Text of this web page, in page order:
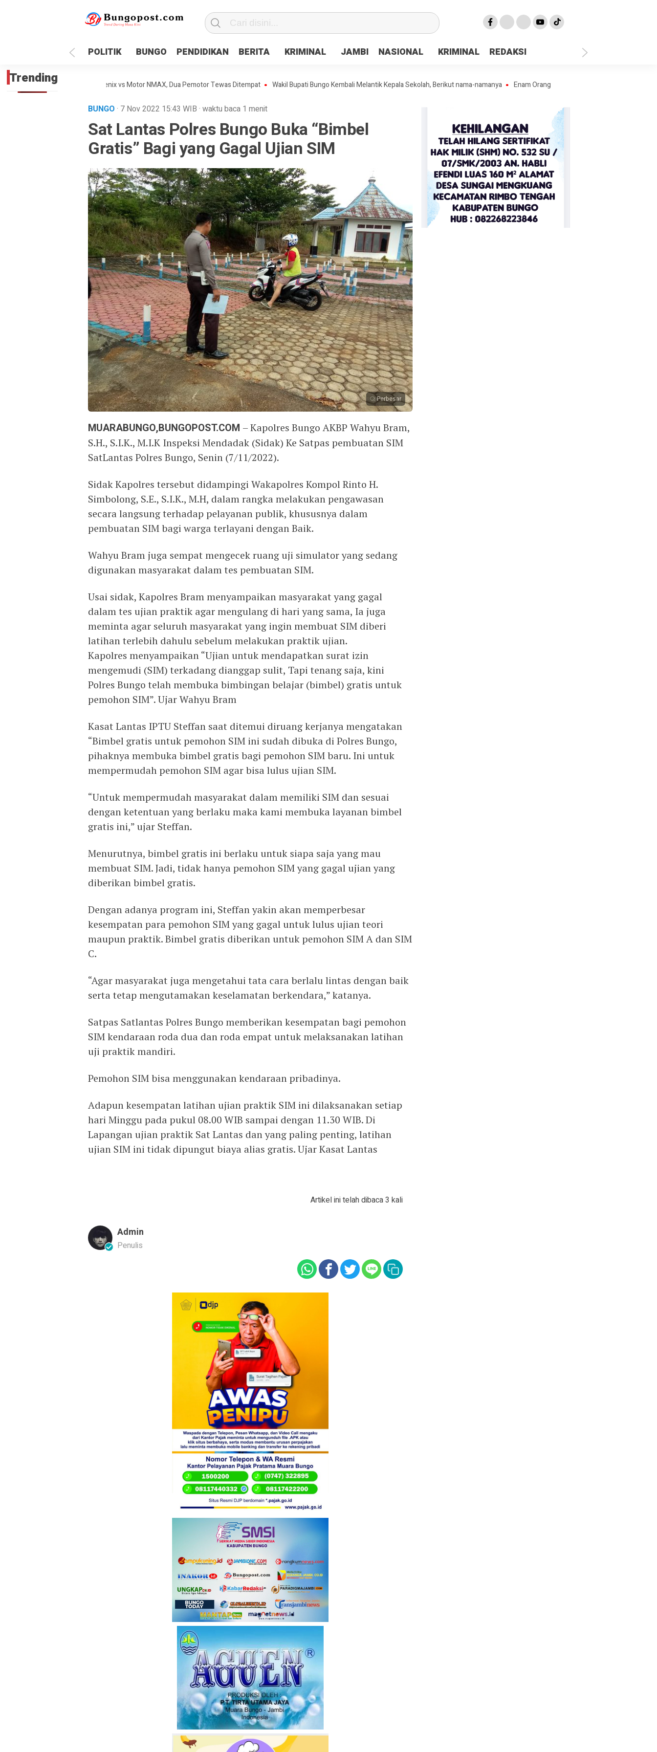
POLITIK BUNGO PENDIDIKAN BERITA KRIMINAL JAMBI NASIONAL KRIMINAL REDAKSI
Maut Antara Inova Zenix vs Motor NMAX, Dua Pemotor Tewas Ditempat Wakil Bupati Bungo Kembali Melantik Kepala Sekolah, Berikut nama-namanya Enam Orang Pekerja Penambang Ilegal “Lubang Jarum”
Trending
BUNGO · 7 Nov 2022 15:43 WIB · waktu baca 1 menit
Sat Lantas Polres Bungo Buka “Bimbel
Gratis” Bagi yang Gagal Ujian SIM
Perbesar
MUARABUNGO,BUNGOPOST.COM – Kapolres Bungo AKBP Wahyu Bram,
S.H., S.I.K., M.I.K Inspeksi Mendadak (Sidak) Ke Satpas pembuatan SIM
SatLantas Polres Bungo, Senin (7/11/2022).
Sidak Kapolres tersebut didampingi Wakapolres Kompol Rinto H.
Simbolong, S.E., S.I.K., M.H, dalam rangka melakukan pengawasan
secara langsung terhadap pelayanan publik, khususnya dalam
pembuatan SIM bagi warga terlayani dengan Baik.
Wahyu Bram juga sempat mengecek ruang uji simulator yang sedang
digunakan masyarakat dalam tes pembuatan SIM.
Usai sidak, Kapolres Bram menyampaikan masyarakat yang gagal
dalam tes ujian praktik agar mengulang di hari yang sama, Ia juga
meminta agar seluruh masyarakat yang ingin membuat SIM diberi
latihan terlebih dahulu sebelum melakukan praktik ujian.
Kapolres menyampaikan “Ujian untuk mendapatkan surat izin
mengemudi (SIM) terkadang dianggap sulit, Tapi tenang saja, kini
Polres Bungo telah membuka bimbingan belajar (bimbel) gratis untuk
pemohon SIM”. Ujar Wahyu Bram
Kasat Lantas IPTU Steffan saat ditemui diruang kerjanya mengatakan
“Bimbel gratis untuk pemohon SIM ini sudah dibuka di Polres Bungo,
pihaknya membuka bimbel gratis bagi pemohon SIM baru. Ini untuk
mempermudah pemohon SIM agar bisa lulus ujian SIM.
“Untuk mempermudah masyarakat dalam memiliki SIM dan sesuai
dengan ketentuan yang berlaku maka kami membuka layanan bimbel
gratis ini,” ujar Steffan.
Menurutnya, bimbel gratis ini berlaku untuk siapa saja yang mau
membuat SIM. Jadi, tidak hanya pemohon SIM yang gagal ujian yang
diberikan bimbel gratis.
Dengan adanya program ini, Steffan yakin akan memperbesar
kesempatan para pemohon SIM yang gagal untuk lulus ujian teori
maupun praktik. Bimbel gratis diberikan untuk pemohon SIM A dan SIM
C.
“Agar masyarakat juga mengetahui tata cara berlalu lintas dengan baik
serta tetap mengutamakan keselamatan berkendara,” katanya.
Satpas Satlantas Polres Bungo memberikan kesempatan bagi pemohon
SIM kendaraan roda dua dan roda empat untuk melaksanakan latihan
uji praktik mandiri.
Pemohon SIM bisa menggunakan kendaraan pribadinya.
Adapun kesempatan latihan ujian praktik SIM ini dilaksanakan setiap
hari Minggu pada pukul 08.00 WIB sampai dengan 11.30 WIB. Di
Lapangan ujian praktik Sat Lantas dan yang paling penting, latihan
ujian SIM ini tidak dipungut biaya alias gratis. Ujar Kasat Lantas
Artikel ini telah dibaca 3 kali
Admin
Penulis